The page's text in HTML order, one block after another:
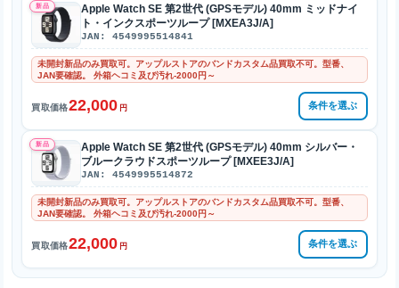
新品
Apple Watch SE 第2世代 (GPSモデル) 40mm ミッドナイ
ト・インクスポーツループ [MXEA3J/A]
JAN: 4549995514841
未開封新品のみ買取可。アップルストアのバンドカスタム品買取不可。型番、
JAN要確認。 外箱ヘコミ及び汚れ-2000円～
買取価格22,000 円 条件を選ぶ
新品
Apple Watch SE 第2世代 (GPSモデル) 40mm シルバー・
ブルークラウドスポーツループ [MXEE3J/A]
JAN: 4549995514872
未開封新品のみ買取可。アップルストアのバンドカスタム品買取不可。型番、
JAN要確認。 外箱ヘコミ及び汚れ-2000円～
買取価格22,000 円 条件を選ぶ